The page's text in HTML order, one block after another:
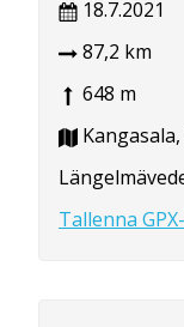
18.7.2021
87,2 km
648 m
Tallenna